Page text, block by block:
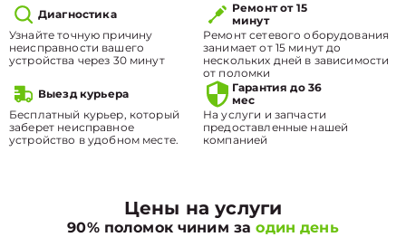
Диагностика
Узнайте точную причину
неисправности вашего
устройства через 30 минут
Ремонт от 15
минут
Ремонт сетевого оборудования
занимает от 15 минут до
нескольких дней в зависимости
от поломки
Выезд курьера
Бесплатный курьер, который
заберет неисправное
устройство в удобном месте.
Гарантия до 36
мес
На услуги и запчасти
предоставленные нашей
компанией
Цены на услуги
90% поломок чиним заодин день